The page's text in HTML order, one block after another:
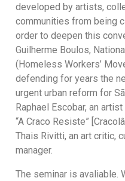
developed by artists,
communities from being
order to deepen this
Guilherme Boulos,
(Homeless Workers’
defending for years the
urgent urban reform for
Raphael Escobar, an
“A Craco Resiste”
Thais Rivitti, an art critic,
manager.
The seminar is avaliable.